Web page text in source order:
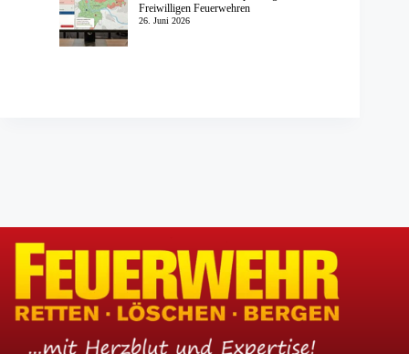
Freiwilligen Feuerwehren
26. Juni 2026